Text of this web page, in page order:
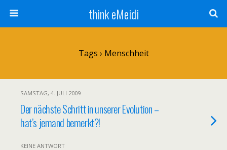
think eMeidi
Tags › Menschheit
SAMSTAG, 4. JULI 2009
Der nächste Schritt in unserer Evolution –
hat’s jemand bemerkt?!
KEINE ANTWORT